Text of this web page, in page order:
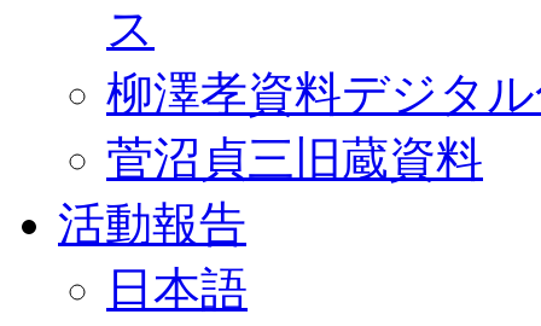
ス
柳澤孝資料デジタ
菅沼貞三旧蔵資料
活動報告
日本語